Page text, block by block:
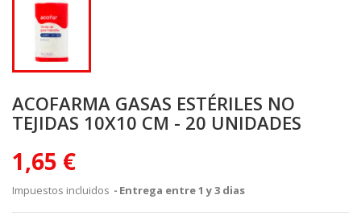
ACOFARMA GASAS ESTÉRILES NO
TEJIDAS 10X10 CM - 20 UNIDADES
1,65 €
Impuestos incluidos Entrega entre 1 y 3 dias